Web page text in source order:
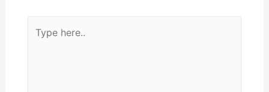
here..